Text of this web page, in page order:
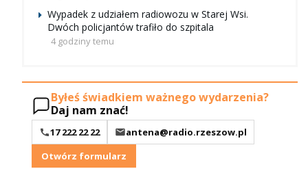
Wypadek z udziałem radiowozu w Starej Wsi.
Dwóch policjantów trafiło do szpitala
4 godziny temu
Byłeś świadkiem ważnego wydarzenia?
Daj nam znać!
17 222 22 22
antena@radio.rzeszow.pl
Otwórz formularz